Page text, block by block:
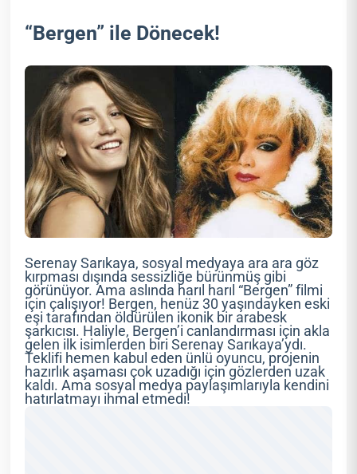
“Bergen” ile Dönecek!
Serenay Sarıkaya, sosyal medyaya ara ara göz
kırpması dışında sessizliğe bürünmüş gibi
görünüyor. Ama aslında harıl harıl “Bergen” filmi
için çalışıyor! Bergen, henüz 30 yaşındayken eski
eşi tarafından öldürülen ikonik bir arabesk
şarkıcısı. Haliyle, Bergen’i canlandırması için akla
gelen ilk isimlerden biri Serenay Sarıkaya’ydı.
Teklifi hemen kabul eden ünlü oyuncu, projenin
hazırlık aşaması çok uzadığı için gözlerden uzak
kaldı. Ama sosyal medya paylaşımlarıyla kendini
hatırlatmayı ihmal etmedi!